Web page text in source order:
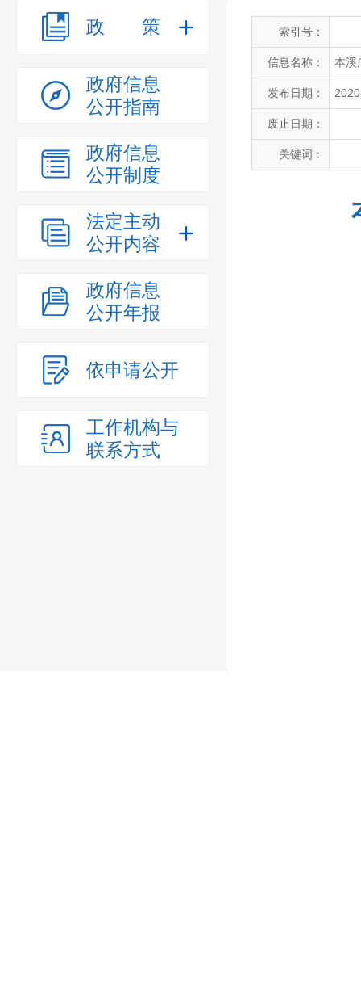
政策
政府信息
公开指南
政府信息
公开制度
法定主动
公开内容
政府信息
公开年报
依申请公开
工作机构与
联系方式
索引号：
信息名称： 本溪
发布日期：
废止日期：
关键词：